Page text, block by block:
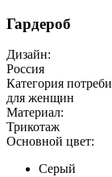
Гардероб
Дизайн:
Россия
Категория
для женщин
Материал:
Трикотаж
Основной цвет:
Серый